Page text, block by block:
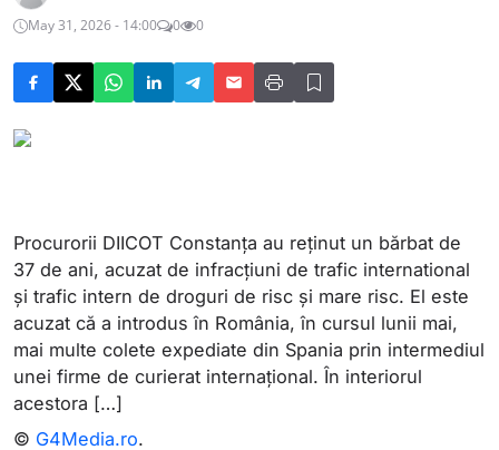
May 31, 2026 - 14:00
0 0
Procurorii DIICOT Constanța au reținut un bărbat de
37 de ani, acuzat de infracțiuni de trafic international
și trafic intern de droguri de risc și mare risc. El este
acuzat că a introdus în România, în cursul lunii mai,
mai multe colete expediate din Spania prin intermediul
unei firme de curierat internațional. În interiorul
acestora […]
© G4Media.ro.